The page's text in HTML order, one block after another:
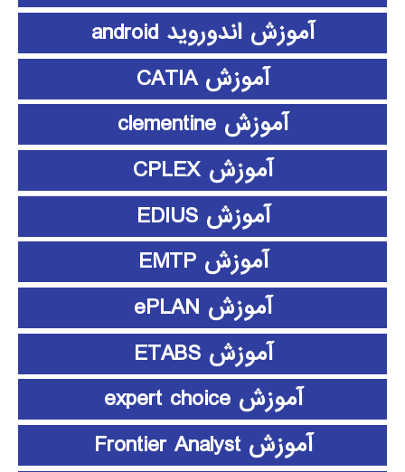
آموزش اندوروید android
آموزش CATIA
آموزش clementine
آموزش CPLEX
آموزش EDIUS
آموزش EMTP
آموزش ePLAN
آموزش ETABS
آموزش expert choice
آموزش Frontier Analyst